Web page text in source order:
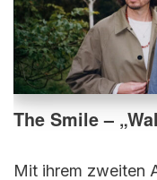
The Smile –
Mit ihrem zweiten